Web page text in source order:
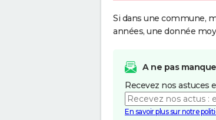
Si dans une commune,
années, une donnée
A ne pas
Recevez nos
En savoir plus sur notre